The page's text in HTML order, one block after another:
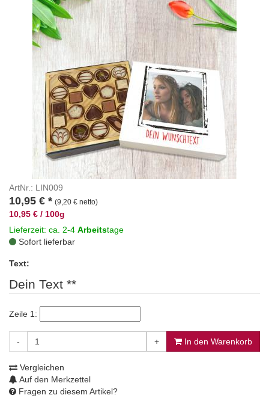
ArtNr.: LIN009
10,95 € * (9,20 € netto)
10,95 € / 100g
Lieferzeit: ca. 2-4 Arbeitstage
Sofort lieferbar
Text:
Dein Text **
Zeile 1:
- + In den Warenkorb
Vergleichen
Auf den Merkzettel
Fragen zu diesem Artikel?